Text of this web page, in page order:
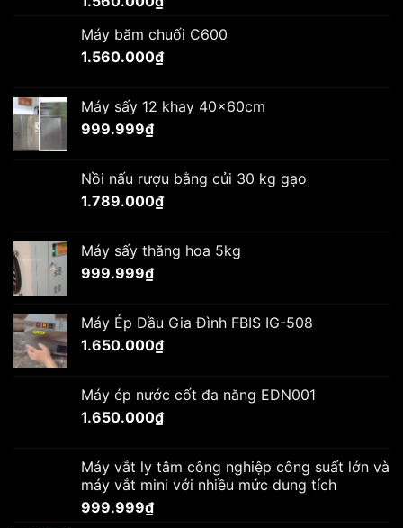
Máy băm chuối C600
1.560.000₫
Máy sấy 12 khay 40x60cm
999.999₫
Nồi nấu rượu bằng củi 30 kg gạo
1.789.000₫
Máy sấy thăng hoa 5kg
999.999₫
Máy Ép Dầu Gia Đình FBIS IG-508
1.650.000₫
Máy ép nước cốt đa năng EDN001
1.650.000₫
Máy vắt ly tâm công nghiệp công suất lớn và
máy vắt mini với nhiều mức dung tích
999.999₫